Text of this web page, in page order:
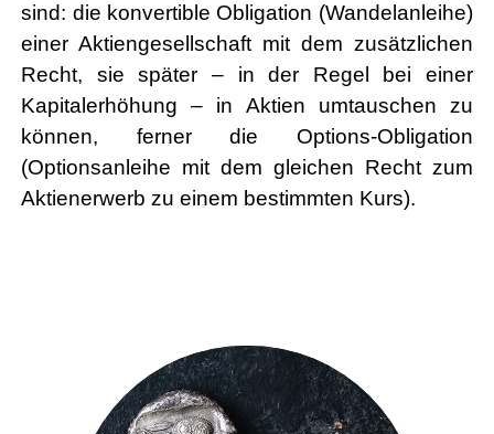
sind: die konvertible Obligation (Wandelanleihe)
einer Aktiengesellschaft mit dem zusätzlichen
Recht, sie später – in der Regel bei einer
Kapitalerhöhung – in Aktien umtauschen zu
können, ferner die Options-Obligation
(Optionsanleihe mit dem gleichen Recht zum
Aktienerwerb zu einem bestimmten Kurs).